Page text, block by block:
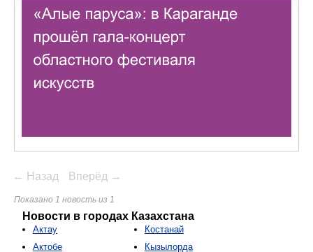
← Назад Вперёд →
Показано 1 новость из 1
Новости в городах Казахстана
Актау
Актобе
Костанай
Кызылорда